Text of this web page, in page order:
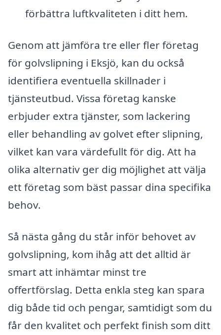
förbättra luftkvaliteten i ditt hem.
Genom att jämföra tre eller fler företag
för golvslipning i Eksjö, kan du också
identifiera eventuella skillnader i
tjänsteutbud. Vissa företag kanske
erbjuder extra tjänster, som lackering
eller behandling av golvet efter slipning,
vilket kan vara värdefullt för dig. Att ha
olika alternativ ger dig möjlighet att välja
ett företag som bäst passar dina specifika
behov.
Så nästa gång du står inför behovet av
golvslipning, kom ihåg att det alltid är
smart att inhämtar minst tre
offertförslag. Detta enkla steg kan spara
dig både tid och pengar, samtidigt som du
får den kvalitet och perfekt finish som ditt